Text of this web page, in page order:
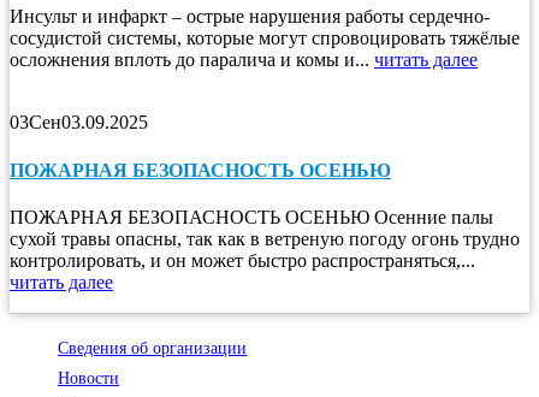
Инсульт и инфаркт – острые нарушения работы сердечно-
сосудистой системы, которые могут спровоцировать тяжёлые
осложнения вплоть до паралича и комы и... читать далее
03Сен03.09.2025
ПОЖАРНАЯ БЕЗОПАСНОСТЬ ОСЕНЬЮ
ПОЖАРНАЯ БЕЗОПАСНОСТЬ ОСЕНЬЮ Осенние палы
сухой травы опасны, так как в ветреную погоду огонь трудно
контролировать, и он может быстро распространяться,...
читать далее
Сведения об организации
Новости